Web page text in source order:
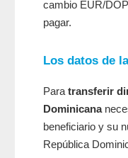
cambio EUR/
pagar.
Los datos de
Para transferir
Dominicana
beneficiario y su
República